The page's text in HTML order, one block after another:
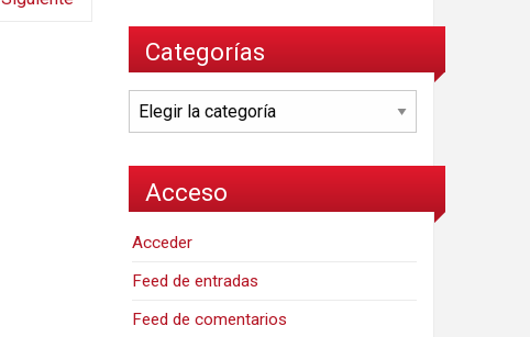
Categorías
Categorías
Acceso
Acceder
Feed de entradas
Feed de comentarios